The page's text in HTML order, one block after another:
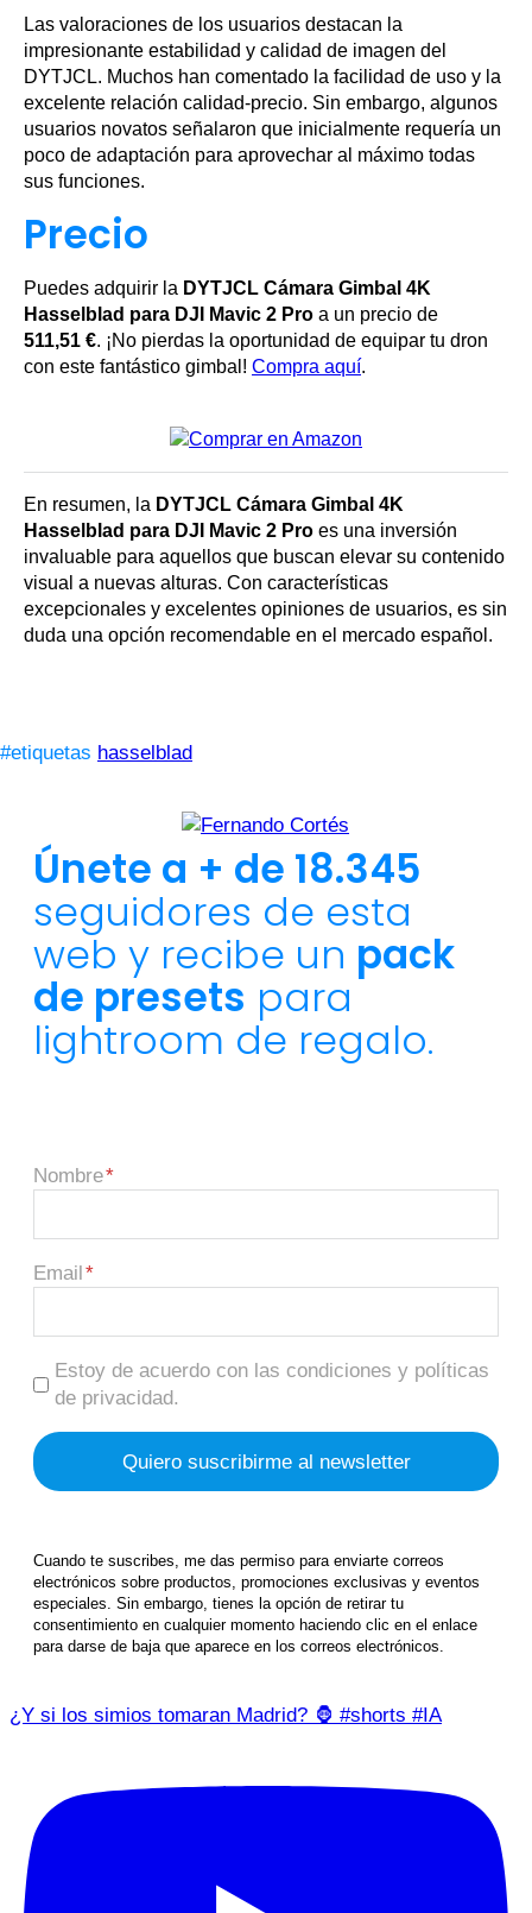
Las valoraciones de los usuarios destacan la
impresionante estabilidad y calidad de imagen del
DYTJCL. Muchos han comentado la facilidad de uso y la
excelente relación calidad-precio. Sin embargo, algunos
usuarios novatos señalaron que inicialmente requería un
poco de adaptación para aprovechar al máximo todas
sus funciones.
Precio
Puedes adquirir la DYTJCL Cámara Gimbal 4K
Hasselblad para DJI Mavic 2 Pro a un precio de
511,51 €. ¡No pierdas la oportunidad de equipar tu dron
con este fantástico gimbal! Compra aquí.
En resumen, la DYTJCL Cámara Gimbal 4K
Hasselblad para DJI Mavic 2 Pro es una inversión
invaluable para aquellos que buscan elevar su contenido
visual a nuevas alturas. Con características
excepcionales y excelentes opiniones de usuarios, es sin
duda una opción recomendable en el mercado español.
#etiquetas hasselblad
Únete a + de 18.345
seguidores de esta
web y recibe un pack
de presets para
lightroom de regalo.
Nombre
Email
Estoy de acuerdo con las condiciones y políticas
de privacidad.
Cuando te suscribes, me das permiso para enviarte correos
electrónicos sobre productos, promociones exclusivas y eventos
especiales. Sin embargo, tienes la opción de retirar tu
consentimiento en cualquier momento haciendo clic en el enlace
para darse de baja que aparece en los correos electrónicos.
¿Y si los simios tomaran Madrid? 🦍 #shorts #IA